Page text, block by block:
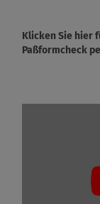
Klicken Sie hier
Paßformcheck